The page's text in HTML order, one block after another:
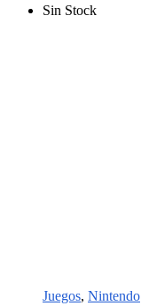
Sin Stock
Juegos, Nintendo